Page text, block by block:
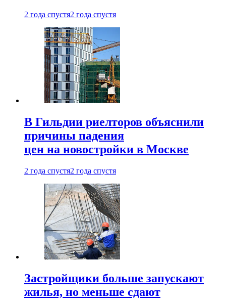
2 года спустя2 года спустя
В Гильдии риелторов объяснили
причины падения
цен на новостройки в Москве
2 года спустя2 года спустя
Застройщики больше запускают
жилья, но меньше сдают